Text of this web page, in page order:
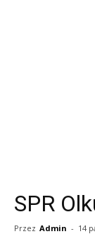
SPR
Przez Admin - 14